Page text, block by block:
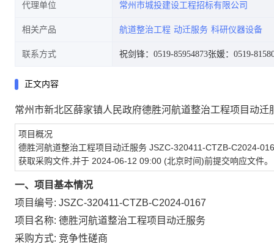
代理单位 常州市城投建设工程招标有限公司
相关产品 航道整治工程 动迁服务 科研仪器设备
联系方式 祝剑锋：0519-85954873张媛：0519-
正文内容
常州市新北区薛家镇人民政府德胜河航道整治工程项目动迁
项目概况
德胜河航道整治工程项目动迁服务 JSZC-320411-CTZB-C2024-
获取采购文件,并于 2024-06-12 09:00 (北京时间)前提交响应文件。
一、项目基本情况
项目编号: JSZC-320411-CTZB-C2024-0167
项目名称: 德胜河航道整治工程项目动迁服务
采购方式: 竞争性磋商